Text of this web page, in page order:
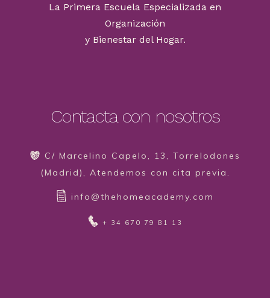
La Primera Escuela Especializada en
Organización
y Bienestar del Hogar.
Contacta con nosotros
C/ Marcelino Capelo, 13, Torrelodones
(Madrid), Atendemos con cita previa.
info@thehomeacademy.com
+ 34 670 79 81 13